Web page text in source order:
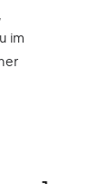
im